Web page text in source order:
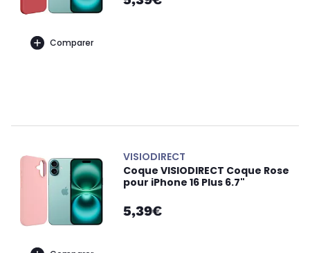
Comparer
VISIODIRECT
Coque VISIODIRECT Coque Rose
pour iPhone 16 Plus 6.7"
5,39€